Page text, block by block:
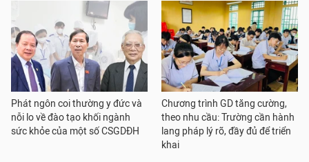
Phát ngôn coi thường y đức và
nỗi lo về đào tạo khối ngành
sức khỏe của một số CSGDĐH
Chương trình GD tăng cường,
theo nhu cầu: Trường cần hành
lang pháp lý rõ, đầy đủ để triển
khai